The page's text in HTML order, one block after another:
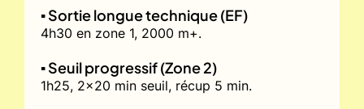
▪️ Sortie longue technique (EF)
4h30 en zone 1, 2000 m+.
▪️ Seuil progressif (Zone 2)
1h25, 2x20 min seuil, récup 5 min.